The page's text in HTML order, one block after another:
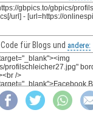
Code für Blogs und andere: